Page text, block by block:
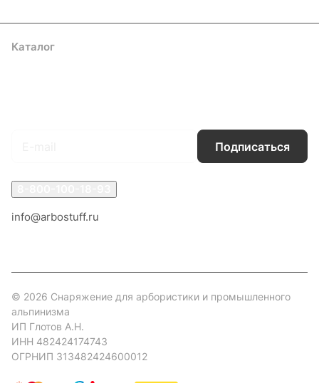
Каталог
Подписаться
info@arbostuff.ru
© 2026 Снаряжение для арбористики и промышленного
альпинизма
ИП Глотов А.Н.
ИНН 482424174743
ОГРНИП 313482424600012